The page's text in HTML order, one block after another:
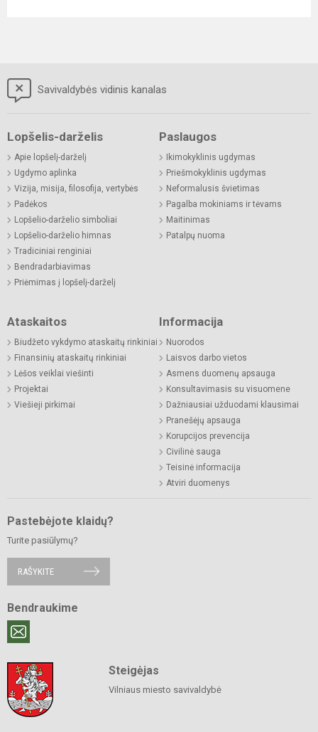
Savivaldybės vidinis kanalas
Lopšelis-darželis
Apie lopšelį-darželį
Ugdymo aplinka
Vizija, misija, filosofija, vertybės
Padėkos
Lopšelio-darželio simboliai
Lopšelio-darželio himnas
Tradiciniai renginiai
Bendradarbiavimas
Priėmimas į lopšelį-darželį
Paslaugos
Ikimokyklinis ugdymas
Priešmokyklinis ugdymas
Neformalusis švietimas
Pagalba mokiniams ir tėvams
Maitinimas
Patalpų nuoma
Ataskaitos
Biudžeto vykdymo ataskaitų rinkiniai
Finansinių ataskaitų rinkiniai
Lėšos veiklai viešinti
Projektai
Viešieji pirkimai
Informacija
Nuorodos
Laisvos darbo vietos
Asmens duomenų apsauga
Konsultavimasis su visuomene
Dažniausiai užduodami klausimai
Pranešėjų apsauga
Korupcijos prevencija
Civilinė sauga
Teisinė informacija
Atviri duomenys
Pastebėjote klaidų?
Turite pasiūlymų?
RAŠYKITE
Bendraukime
Steigėjas
Vilniaus miesto savivaldybė